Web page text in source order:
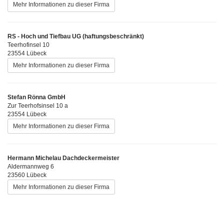
Mehr Informationen zu dieser Firma
RS - Hoch und Tiefbau UG (haftungsbeschränkt)
Teerhofinsel 10
23554 Lübeck
Mehr Informationen zu dieser Firma
Stefan Rönna GmbH
Zur Teerhofsinsel 10 a
23554 Lübeck
Mehr Informationen zu dieser Firma
Hermann Michelau Dachdeckermeister
Aldermannweg 6
23560 Lübeck
Mehr Informationen zu dieser Firma